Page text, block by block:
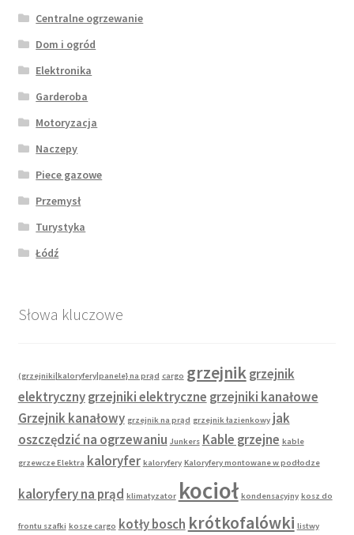
Centralne ogrzewanie
Dom i ogród
Elektronika
Garderoba
Motoryzacja
Naczepy
Piece gazowe
Przemysł
Turystyka
Łódź
Słowa kluczowe
(grzejniki|kaloryfery|panele} na prąd cargo grzejnik grzejnik
elektryczny grzejniki elektryczne grzejniki kanałowe
Grzejnik kanałowy grzejnik na prąd grzejnik łazienkowy jak
oszczędzić na ogrzewaniu Junkers Kable grzejne kable
grzewcze Elektra kaloryfer kaloryfery Kaloryfery montowane w podłodze
kaloryfery na prąd klimatyzator kocioł kondensacyjny kosz do
frontu szafki kosze cargo kotły bosch krótkofalówki listwy